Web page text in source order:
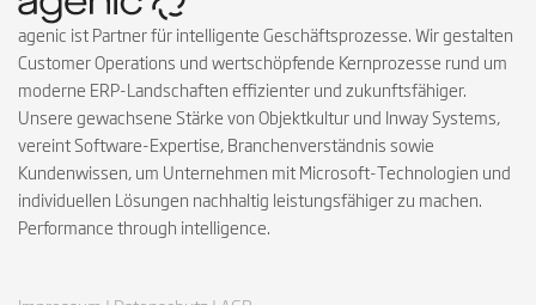
agenic ist Partner für intelligente Geschäftsprozesse. Wir gestalten
Customer Operations und wertschöpfende Kernprozesse rund um
moderne ERP-Landschaften effizienter und zukunftsfähiger.
Unsere gewachsene Stärke von Objektkultur und Inway Systems,
vereint Software-Expertise, Branchenverständnis sowie
Kundenwissen, um Unternehmen mit Microsoft-Technologien und
individuellen Lösungen nachhaltig leistungsfähiger zu machen.
Performance through intelligence.